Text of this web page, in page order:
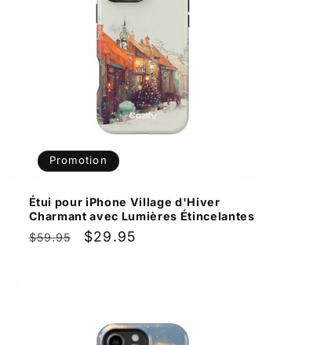
Promotion
Étui pour iPhone Village d'Hiver
Charmant avec Lumières Étincelantes
Prix
$59.95
Prix
$29.95